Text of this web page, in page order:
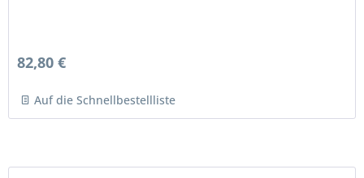
82,80 €
Auf die Schnellbestellliste